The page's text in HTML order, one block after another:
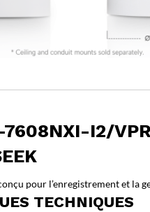
I2/
pour l’enregistrement et la
TECHNIQUES